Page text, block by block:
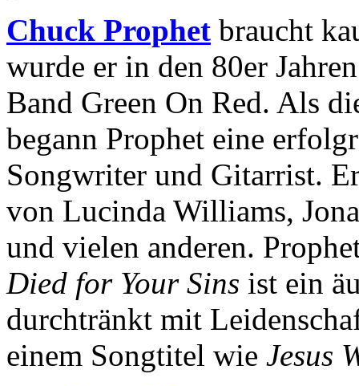
Chuck Prophet braucht
wurde er in den 80er
Band Green On Red. Als
begann Prophet eine
Songwriter und Gitarrist.
von Lucinda Williams,
und vielen anderen.
Died for Your Sins ist ein
durchtränkt mit
einem Songtitel wie Jesus